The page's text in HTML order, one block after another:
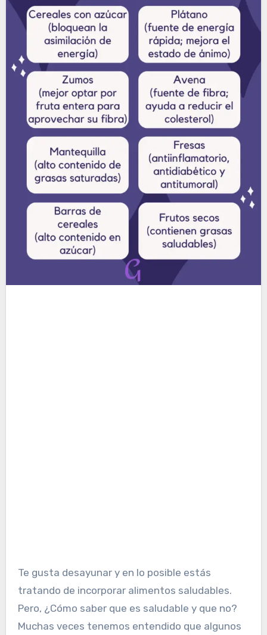
Te gusta desayunar y en lo posible estás
tratando de incorporar alimentos saludables.
Pero, ¿Cómo saber que es saludable y que no?
Muchas veces tenemos entendido que algunos